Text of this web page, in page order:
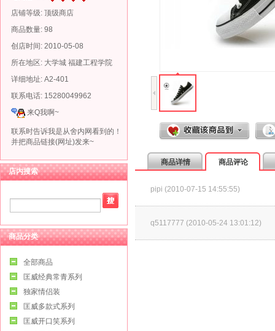
店铺等级: 顶级商店
商品数量: 98
创店时间: 2010-05-08
所在地区: 大学城 福建工程学院
详细地址: A2-401
联系电话: 15280049962
来Q我啊~
联系时告诉我是从舍内网看到的！
并把商品链接(网址)发来~
店内搜索
商品分类
全部商品
匡威经典常青系列
独家情侣装
匡威多款式系列
匡威开口笑系列
商品详情 商品评论
pipi (2010-07-15 14:55:55)
q5117777 (2010-05-24 13:01:12)